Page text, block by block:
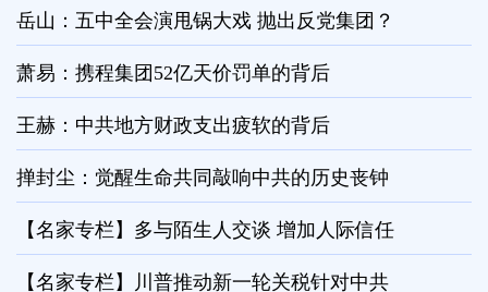
岳山：五中全会演甩锅大戏 抛出反党集团？
萧易：携程集团52亿天价罚单的背后
王赫：中共地方财政支出疲软的背后
掸封尘：觉醒生命共同敲响中共的历史丧钟
【名家专栏】多与陌生人交谈 增加人际信任
【名家专栏】川普推动新一轮关税针对中共